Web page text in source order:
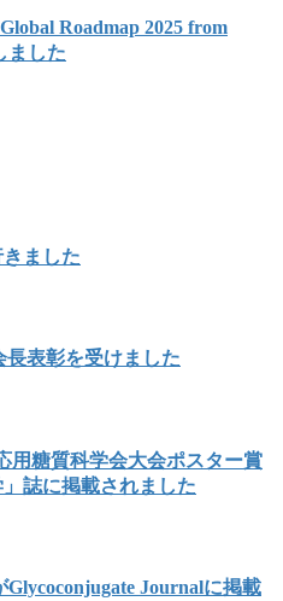
Roadmap 2025 from
ました
ました
表彰を受けました
用糖質科学会大会ポスター賞
誌に掲載されました
Journalに掲載